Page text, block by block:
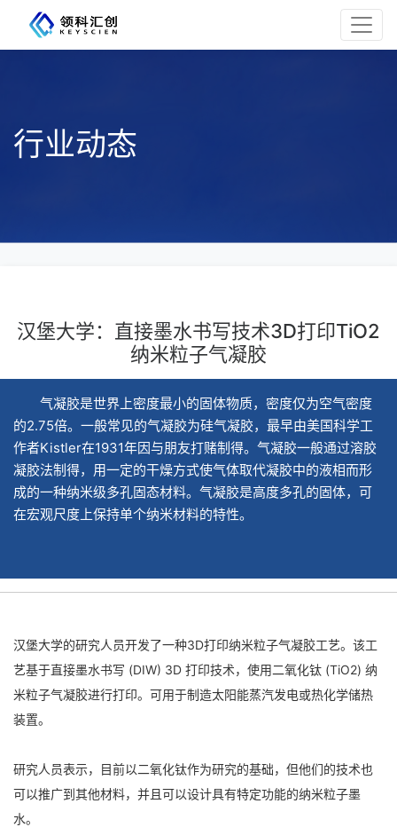
行业动态
汉堡大学：直接墨水书写技术3D打印TiO2
纳米粒子气凝胶
气凝胶是世界上密度最小的固体物质，密度仅为空气密度
的2.75倍。一般常见的气凝胶为硅气凝胶，最早由美国科学工
作者Kistler在1931年因与朋友打赌制得。气凝胶一般通过溶胶
凝胶法制得，用一定的干燥方式使气体取代凝胶中的液相而形
成的一种纳米级多孔固态材料。气凝胶是高度多孔的固体，可
在宏观尺度上保持单个纳米材料的特性。
汉堡大学的研究人员开发了一种3D打印纳米粒子气凝胶工艺。该工
艺基于直接墨水书写 (DIW) 3D 打印技术，使用二氧化钛 (TiO2) 纳
米粒子气凝胶进行打印。可用于制造太阳能蒸汽发电或热化学储热
装置。
研究人员表示，目前以二氧化钛作为研究的基础，但他们的技术也
可以推广到其他材料，并且可以设计具有特定功能的纳米粒子墨
水。